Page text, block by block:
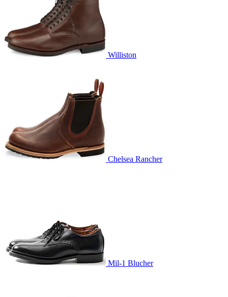
Williston
Chelsea Rancher
Mil-1 Blucher